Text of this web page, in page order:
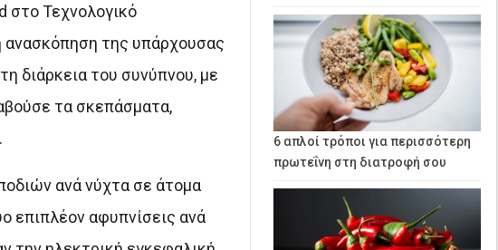
στο Τεχνολογικό
ανασκόπηση της υπάρχουσας
διάρκεια του συνύπνου, με
τα σκεπάσματα,
ανά νύχτα σε άτομα
επιπλέον αφυπνίσεις ανά
6 απλοί τρόποι για περισσότερη
πρωτεΐνη στη διατροφή σου